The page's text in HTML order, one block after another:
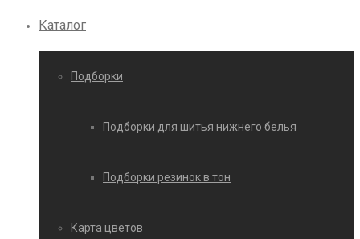
Каталог
Подборки
Подборки для шитья нижнего белья
Подборки резинок в тон
Карта цветов